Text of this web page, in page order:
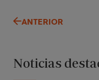
ANTERIOR
Noticias